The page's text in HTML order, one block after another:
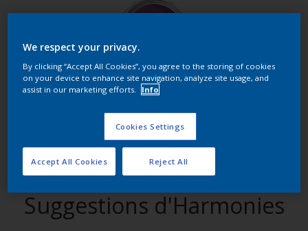
Trouver des produits dans cette couleur
Allons-y
Suggestions d'Harmonies
We respect your privacy.
By clicking “Accept All Cookies”, you agree to the storing of cookies
on your device to enhance site navigation, analyze site usage, and
assist in our marketing efforts.
Info
Cookies Settings
Reject All
Accept All Cookies